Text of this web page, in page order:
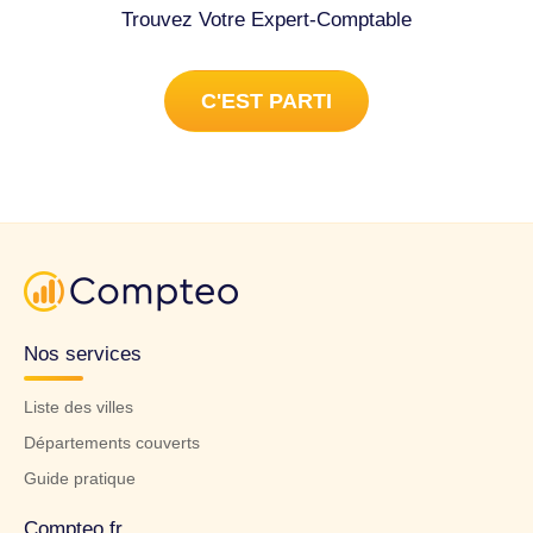
travaux sont internationaux. Il y a peu de factures, et un
vous me fassiez savoir si vous êtes en mesure de prendre
de nouvelles affaires, et ce que vous factureriez pour
soutenir mon entreprise. Merci et bien cordialement. Tenue
Trouvez Votre Expert-Comptable
C'EST PARTI
Nos services
Liste des villes
Départements couverts
Guide pratique